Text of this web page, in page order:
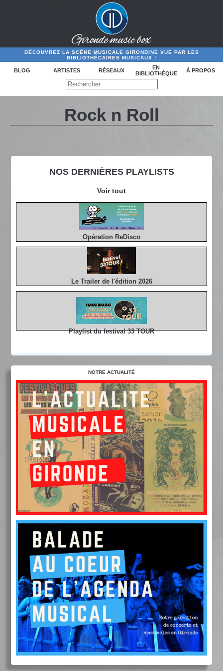
DÉCOUVREZ LA SCÈNE MUSICALE GIRONDINE VUE PAR LES
BIBLIOTHÉCAIRES MUSICAUX !
BLOG ARTISTES RÉSEAUX
EN
BIBLIOTHÈQUE
À PROPOS
NOS DERNIÈRES PLAYLISTS
Voir tout
Opération ReDisco
Le Trailer de l'édition 2026
Playlist du festival 33 TOUR
Rock n Roll
NOTRE ACTUALITÉ